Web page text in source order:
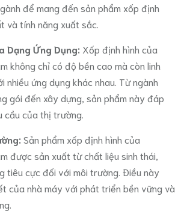
để mang đến sản phẩm xốp định
và tính năng xuất sắc.
Dạng Ứng Dụng: Xốp định hình của
không chỉ có độ bền cao mà còn linh
nhiều ứng dụng khác nhau. Từ ngành
gói đến xây dựng, sản phẩm này đáp
cầu của thị trường.
Sản phẩm xốp định hình của
được sản xuất từ chất liệu sinh thái,
tiêu cực đối với môi trường. Điều này
của nhà máy với phát triển bền vững và